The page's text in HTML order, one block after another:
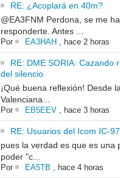
RE: ¿Acoplará en 40m?
@EA3FNM Perdona, se me
responderte. Antes ...
Por EA3HAH , hace 2 horas
RE: DME SORIA: Cazando
del silencio
¡Qué buena reflexión! Desde
Valenciana...
Por EB5EEV, hace 3 horas
RE: Usuarios del Icom IC-
pues la verdad es que es una
poder "c...
Por EA5TB , hace 4 horas